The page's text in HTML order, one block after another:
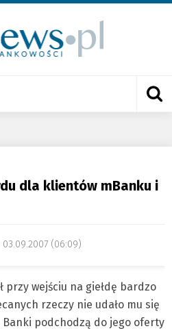
dla klientów mBanku i
03.09.2007 (06:09)
przy wejściu na giełdę bardzo
rzeczy nie udało mu się
Banki podchodzą do jego oferty